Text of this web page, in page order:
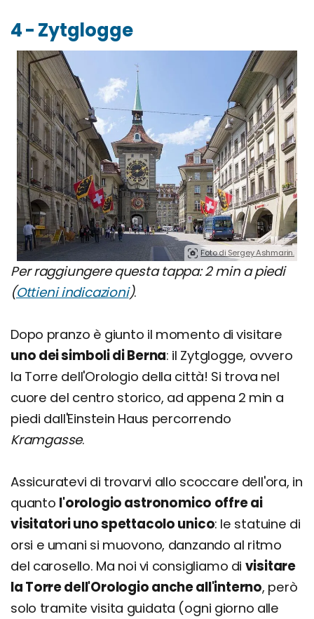
4 - Zytglogge
Foto di Sergey Ashmarin.
Per raggiungere questa tappa: 2 min a piedi
(Ottieni indicazioni).
Dopo pranzo è giunto il momento di visitare
uno dei simboli di Berna: il Zytglogge, ovvero
la Torre dell'Orologio della città! Si trova nel
cuore del centro storico, ad appena 2 min a
piedi dall'Einstein Haus percorrendo
Kramgasse.
Assicuratevi di trovarvi allo scoccare dell'ora, in
quanto l'orologio astronomico offre ai
visitatori uno spettacolo unico: le statuine di
orsi e umani si muovono, danzando al ritmo
del carosello. Ma noi vi consigliamo di visitare
la Torre dell'Orologio anche all'interno, però
solo tramite visita guidata (ogni giorno alle